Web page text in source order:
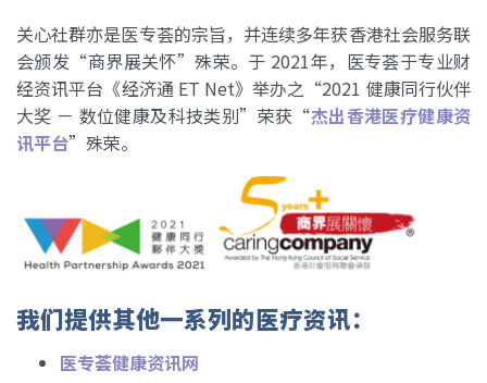
关心社群亦是医专荟的宗旨，并连续多年获香港社会服务联
会颁发“商界展关怀”殊荣。于 2021年，医专荟于专业财
经资讯平台《经济通 ET Net》举办之“2021 健康同行伙伴
大奖 － 数位健康及科技类别”荣获“杰出香港医疗健康资
讯平台”殊荣。
我们提供其他一系列的医疗资讯：
医专荟健康资讯网